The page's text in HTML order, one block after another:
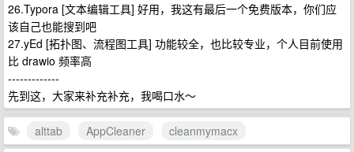
26.Typora [文本编辑工具] 好用，我这有最后一个免费版本，你们应
该自己也能搜到吧
27.yEd [拓扑图、流程图工具] 功能较全，也比较专业，个人目前使用
比 drawio 频率高
-------------
先到这，大家来补充补充，我喝口水～
alttab AppCleaner
cleanmymacx